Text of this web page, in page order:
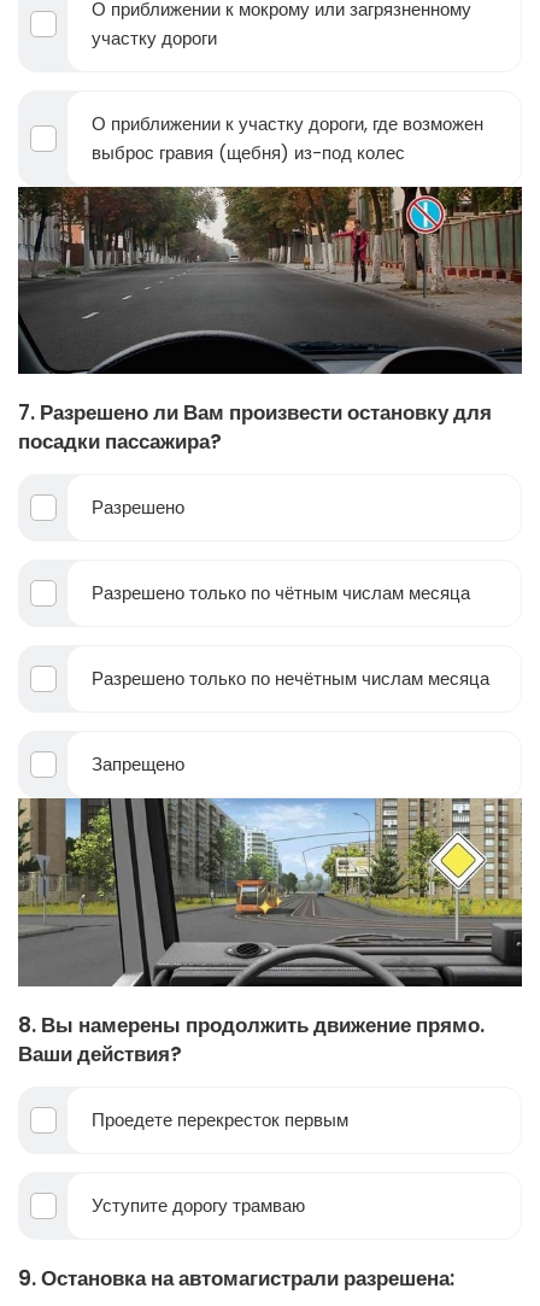
О приближении к мокрому или загрязненному
участку дороги
О приближении к участку дороги, где возможен
выброс гравия (щебня) из-под колес
7. Разрешено ли Вам произвести остановку для
посадки пассажира?
Разрешено
Разрешено только по чётным числам месяца
Разрешено только по нечётным числам месяца
Запрещено
8. Вы намерены продолжить движение прямо.
Ваши действия?
Проедете перекресток первым
Уступите дорогу трамваю
9. Остановка на автомагистрали разрешена: